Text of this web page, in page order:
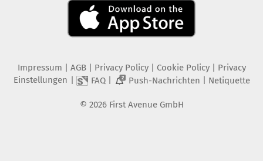
Impressum AGB Privacy Policy| Cookie Policy| Privacy
Einstellungen
FAQ| 2 Push-Nachrichten Netiquette
© 2026 First Avenue GmbH